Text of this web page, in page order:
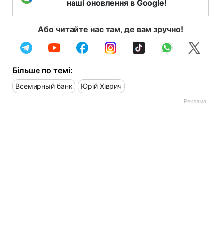
наші оновлення в Google!
Або читайте нас там, де вам зручно!
Більше по темі:
Всемирный банк Юрій Хіврич